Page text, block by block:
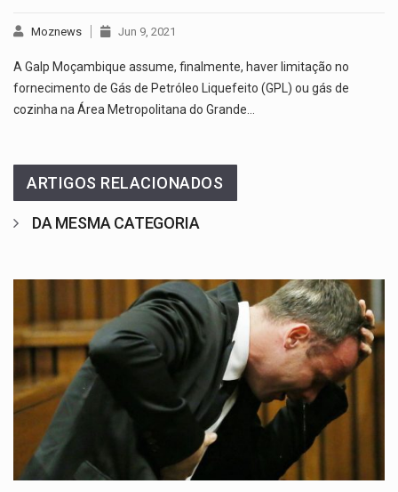
Moznews Jun 9, 2021
A Galp Moçambique assume, finalmente, haver limitação no
fornecimento de Gás de Petróleo Liquefeito (GPL) ou gás de
cozinha na Área Metropolitana do Grande…
ARTIGOS RELACIONADOS
DA MESMA CATEGORIA